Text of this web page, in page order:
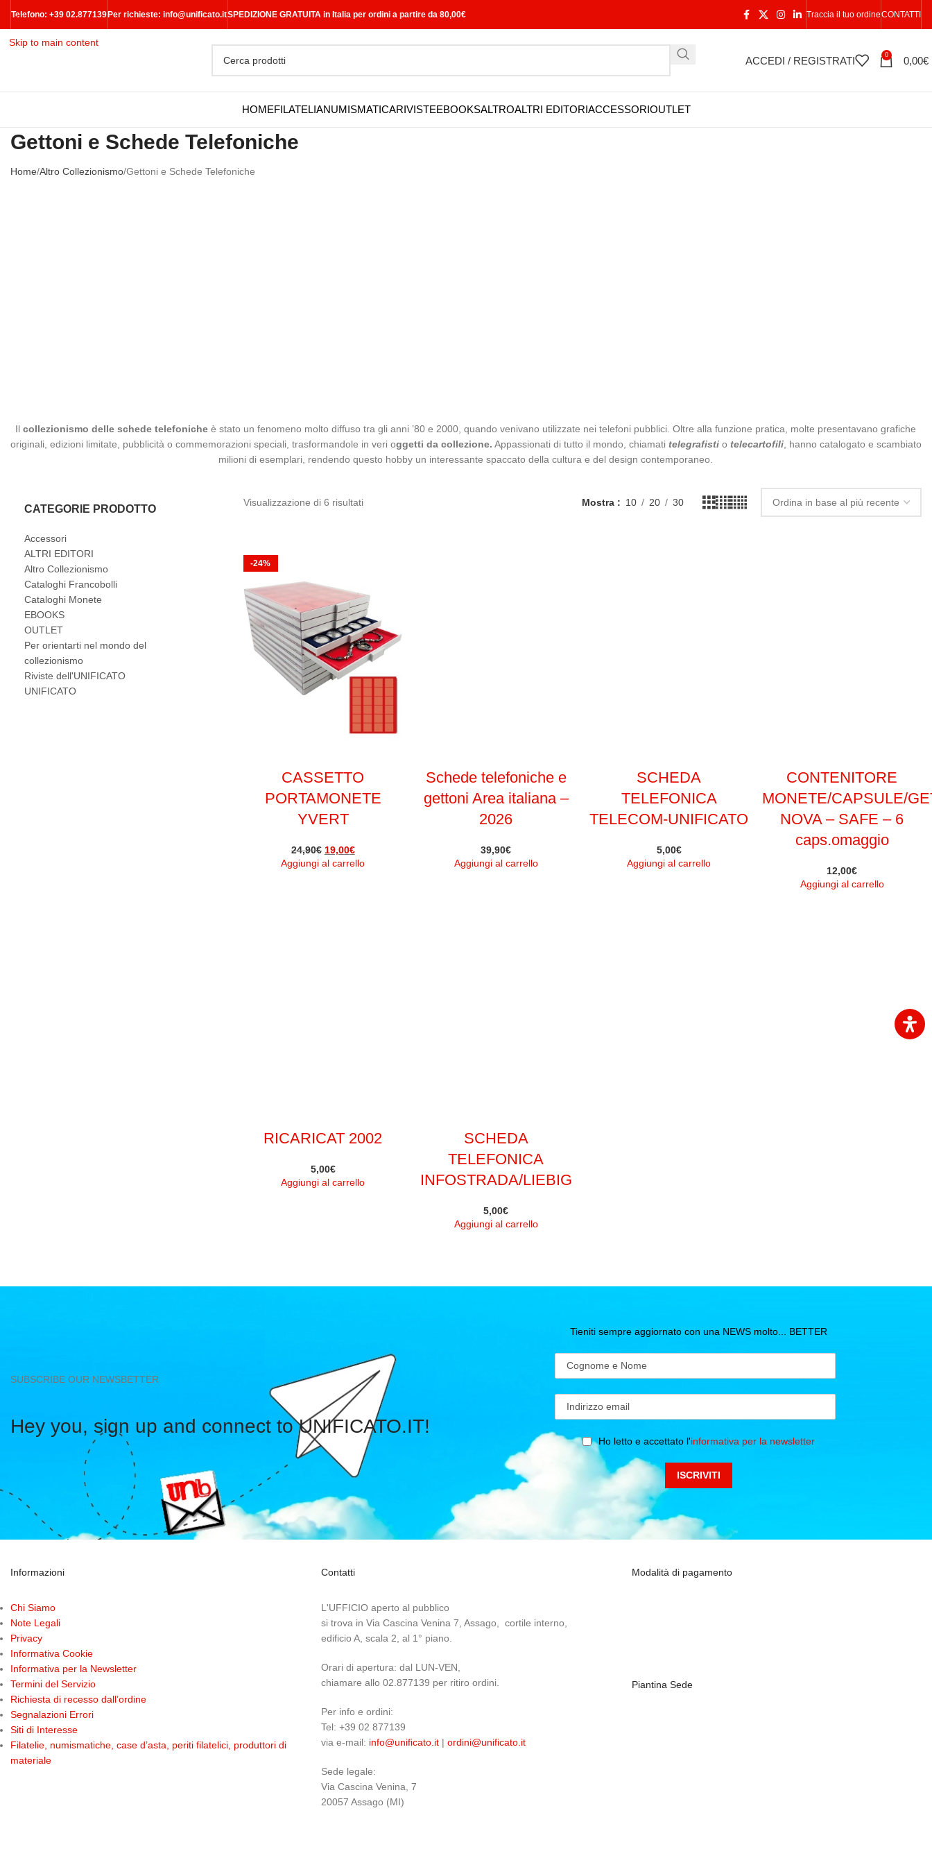
Skip to navigation
Skip to main content
Telefono: +39 02.877139 Per richieste: info@unificato.itSPEDIZIONE GRATUITA in Italia per ordini a partire da 80,00€ Traccia il tuo ordineCONTATTI
ACCEDI / REGISTRATI 0 0,00€
HOMEFILATELIANUMISMATICARIVISTEEBOOKSALTROALTRI EDITORIACCESSORIOUTLET
Gettoni e Schede Telefoniche
Home Altro Collezionismo Gettoni e Schede Telefoniche
Ilcollezionismo delle schede telefoniche è stato un fenomeno molto diffuso tra gli anni ’80 e 2000, quando venivano utilizzate nei telefoni pubblici. Oltre alla funzione pratica, molte presentavano grafiche
originali, edizioni limitate, pubblicità o commemorazioni speciali, trasformandole in veri oggetti da collezione. Appassionati di tutto il mondo, chiamati telegrafisti o telecartofili , hanno catalogato e scambiato
milioni di esemplari, rendendo questo hobby un interessante spaccato della cultura e del design contemporaneo.
CATEGORIE PRODOTTO
Accessori
ALTRI EDITORI
Altro Collezionismo
Cataloghi Francobolli
Cataloghi Monete
EBOOKS
OUTLET
Per orientarti nel mondo del
collezionismo
Riviste dell'UNIFICATO
UNIFICATO
Visualizzazione di 6 risultati Mostra 10 20 30
-24%
CASSETTO
PORTAMONETE
YVERT
24,90€ 19,00€
Aggiungi al carrello
Schede telefoniche e
gettoni Area italiana –
2026
39,90€
Aggiungi al carrello
SCHEDA
TELEFONICA
TELECOM-UNIFICATO
5,00€
Aggiungi al carrello
CONTENITORE
MONETE/CAPSULE/
NOVA – SAFE – 6
caps.omaggio
12,00€
Aggiungi al carrello
RICARICAT 2002
5,00€
Aggiungi al carrello
SCHEDA
TELEFONICA
INFOSTRADA/LIEBIG
5,00€
Aggiungi al carrello
SUBSCRIBE OUR NEWSBETTER
Hey you, sign up and connect to UNIFICATO.IT!
Tieniti sempre aggiornato con una NEWS molto... BETTER
Ho letto e accettato l'informativa per la newsletter
Informazioni
Chi Siamo
Note Legali
Privacy
Informativa Cookie
Informativa per la Newsletter
Termini del Servizio
Richiesta di recesso dall’ordine
Segnalazioni Errori
Siti di Interesse
Filatelie, numismatiche, case d’asta, periti filatelici, produttori di
materiale
Contatti
L'UFFICIO aperto al pubblico
si trova in Via Cascina Venina 7, Assago, cortile interno,
edificio A, scala 2, al 1° piano.
Orari di apertura: dal LUN-VEN,
chiamare allo 02.877139 per ritiro ordini.
Per info e ordini:
Tel: +39 02 877139
via e-mail: info@unificato.it| ordini@unificato.it
Sede legale:
Via Cascina Venina, 7
20057 Assago (MI)
Modalità di pagamento
Piantina Sede